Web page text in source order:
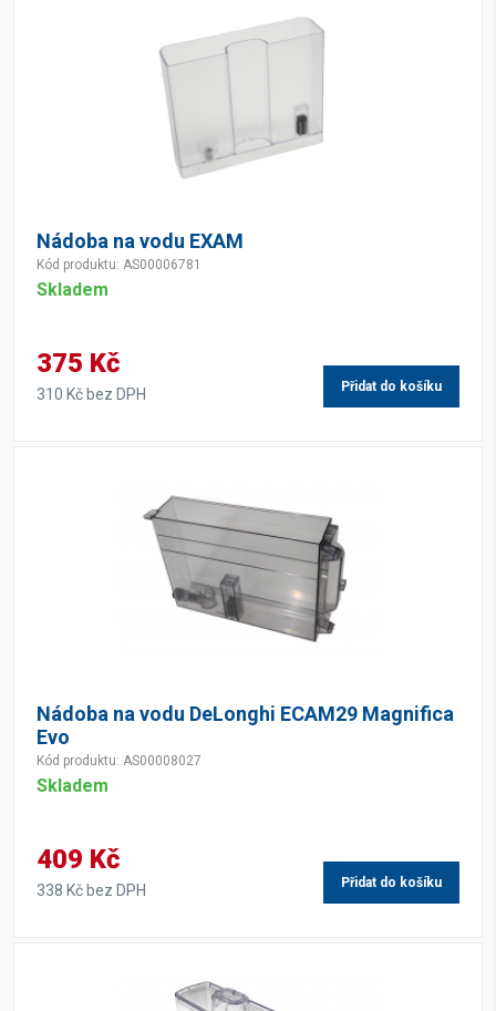
Nádoba na vodu EXAM
Kód produktu: AS00006781
Skladem
375 Kč
310 Kč bez DPH Přidat do košíku
Nádoba na vodu DeLonghi ECAM29 Magnifica
Evo
Kód produktu: AS00008027
Skladem
409 Kč
338 Kč bez DPH Přidat do košíku